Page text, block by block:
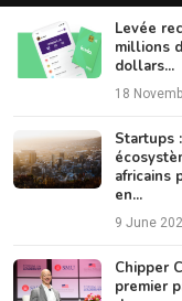
Au Nigeria,
Le Nigeria
Levée
millions
dollars...
18
Startups
africains
en...
9 June
Chipper
premier